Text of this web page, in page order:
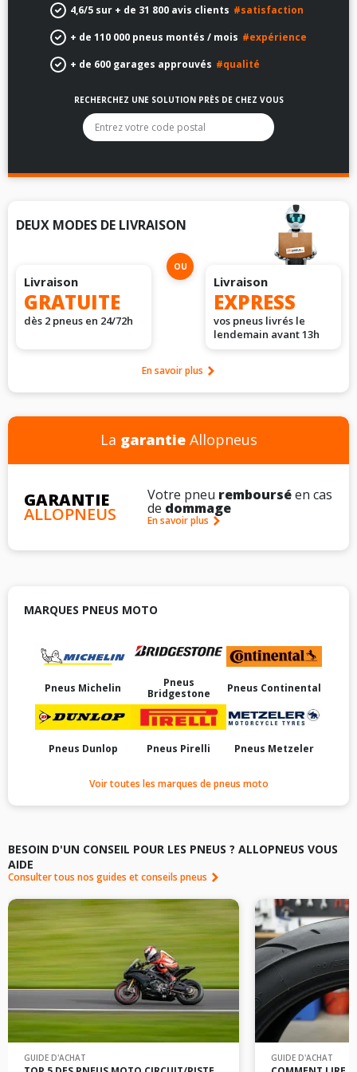
4,6/5 sur + de 31 800 avis clients #satisfaction
+ de 110 000 pneus montés / mois #expérience
+ de 600 garages approuvés #qualité
RECHERCHEZ UNE SOLUTION PRÈS DE CHEZ VOUS
La liste des options sous le champ de recherche sera filtrée
DEUX MODES DE LIVRAISON
Livraison
GRATUITE
dès 2 pneus en 24/72h
OU
Livraison
EXPRESS
vos pneus livrés le
lendemain avant 13h
En savoir plus
La garantieAllopneus
GARANTIE
ALLOPNEUS
Votre pneu rembourséen cas
de dommage
En savoir plus
MARQUES PNEUS MOTO
Pneus Michelin
Pneus
Bridgestone
Pneus Continental
Pneus Dunlop Pneus Pirelli Pneus Metzeler
Voir toutes les marques de pneus moto
BESOIN D'UN CONSEIL POUR LES PNEUS ? ALLOPNEUS VOUS
AIDE
Consulter tous nos guides et conseils pneus
GUIDE D'ACHAT GUIDE D'ACHAT